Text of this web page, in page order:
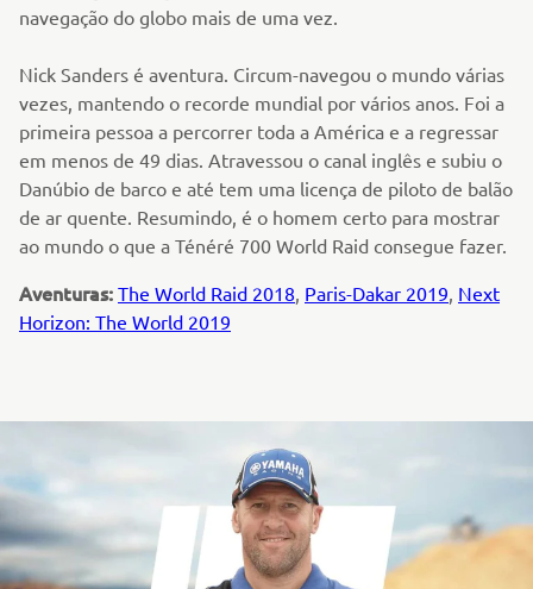
navegação do globo mais de uma vez.
Nick Sanders é aventura. Circum-navegou o mundo várias
vezes, mantendo o recorde mundial por vários anos. Foi a
primeira pessoa a percorrer toda a América e a regressar
em menos de 49 dias. Atravessou o canal inglês e subiu o
Danúbio de barco e até tem uma licença de piloto de balão
de ar quente. Resumindo, é o homem certo para mostrar
ao mundo o que a Ténéré 700 World Raid consegue fazer.
Aventuras: The World Raid 2018 Paris-Dakar 2019 Next
Horizon: The World 2019